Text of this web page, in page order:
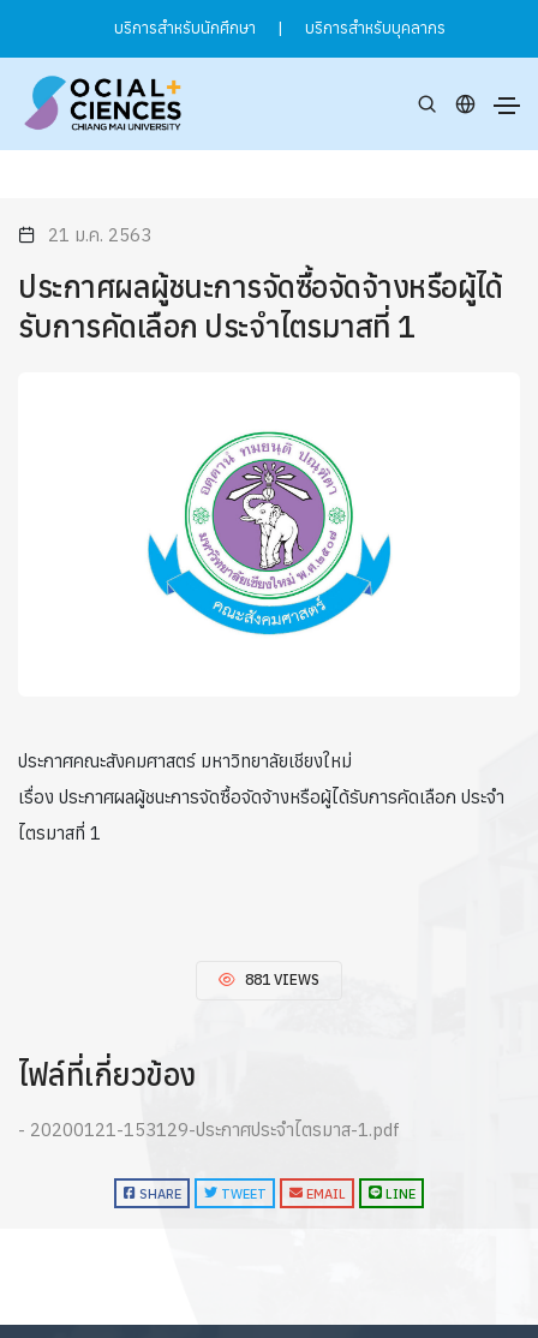
บริการสำหรับนักศึกษา | บริการสำหรับบุคลากร
21 ม.ค. 2563
ประกาศผลผู้ชนะการจัดซื้อจัดจ้างหรือผู้ได้
รับการคัดเลือก ประจำไตรมาสที่ 1
ประกาศคณะสังคมศาสตร์ มหาวิทยาลัยเชียงใหม่
เรื่อง ประกาศผลผู้ชนะการจัดซื้อจัดจ้างหรือผู้ได้รับการคัดเลือก ประจำ
ไตรมาสที่ 1
881 VIEWS
ไฟล์ที่เกี่ยวข้อง
- 20200121-153129-ประกาศประจำไตรมาส-1.pdf
SHARE TWEET EMAIL LINE